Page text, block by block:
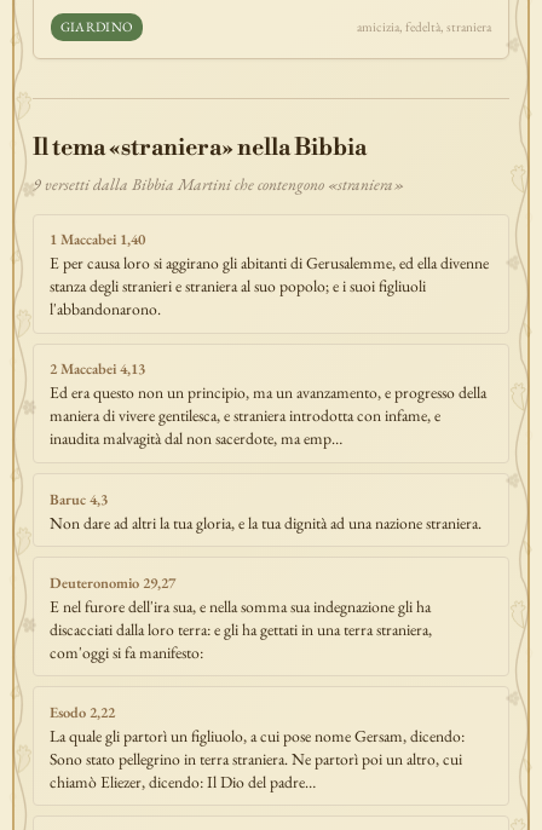
sete
stelle pasqua esodo
acqua
prova
dolore morte vita battesimo
nuova-alleanza
discernimento
riconciliazione prossimo comunità
servizio
GIARDINO amicizia, fedeltà, straniera
Il tema «straniera» nella Bibbia
9 versetti dalla Bibbia Martini che contengono «straniera»
1 Maccabei 1,40
E per causa loro si aggirano gli abitanti di Gerusalemme, ed ella divenne
stanza degli stranieri e straniera al suo popolo; e i suoi figliuoli
l'abbandonarono.
2 Maccabei 4,13
Ed era questo non un principio, ma un avanzamento, e progresso della
maniera di vivere gentilesca, e straniera introdotta con infame, e
inaudita malvagità dal non sacerdote, ma emp…
Baruc 4,3
Non dare ad altri la tua gloria, e la tua dignità ad una nazione straniera.
Deuteronomio 29,27
E nel furore dell'ira sua, e nella somma sua indegnazione gli ha
discacciati dalla loro terra: e gli ha gettati in una terra straniera,
com'oggi si fa manifesto:
Esodo 2,22
La quale gli partorì un figliuolo, a cui pose nome Gersam, dicendo:
Sono stato pellegrino in terra straniera. Ne partorì poi un altro, cui
chiamò Eliezer, dicendo: Il Dio del padre…